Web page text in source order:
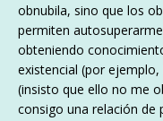
obnubila, sino que los
permiten
obteniendo
existencial (por
(insisto que ello no me
consigo una relación de